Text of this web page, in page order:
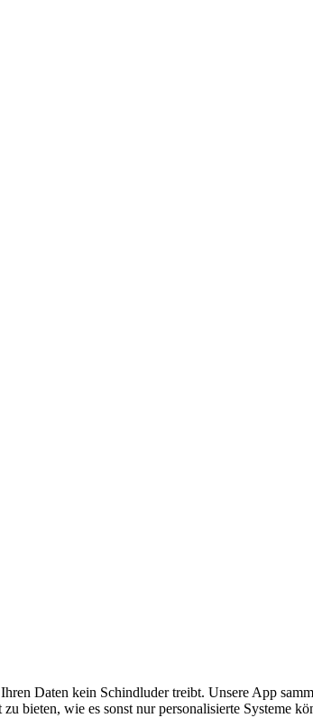
Daten kein Schindluder treibt. Unsere App
bieten, wie es sonst nur personalisierte Systeme